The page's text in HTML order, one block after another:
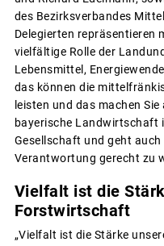
des Bezirksverbandes
Delegierten repräsentieren
vielfältige Rolle der
Lebensmittel,
das können die
leisten und das machen
bayerische Landwirtschaft
Gesellschaft und geht auch
Verantwortung gerecht zu
Vielfalt ist die
Forstwirtschaft
„Vielfalt ist die Stärke